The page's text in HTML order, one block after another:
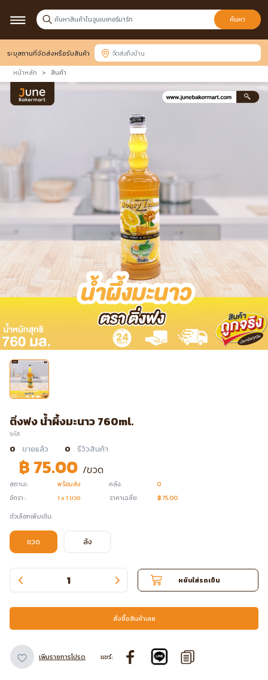
ค้นหา
ระบุสถานที่จัดส่งหรือรับสินค้า
หน้าหลัก สินค้า
ติ่งฟง น้ำผึ้งมะนาว 760ml.
รหัส:
0 ขายแล้ว 0 รีวิวสินค้า
฿ 75.00 /ขวด
สถานะ: พร้อมส่ง คลัง:
0
อัตรา :
1 x 1 ขวด ราคาเฉลี่ย: ฿ 75.00
ตัวเลือกเพิ่มเติม:
ขวด ลัง
หยิบใส่รถเข็น
สั่งซื้อสินค้าเลย
เพิ่มรายการโปรด แชร์: